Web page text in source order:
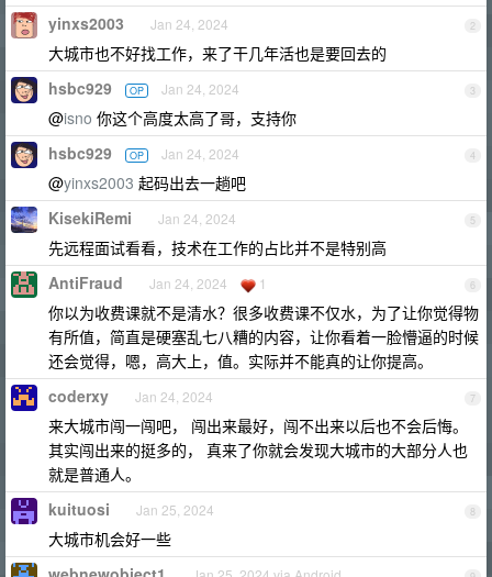
2
yinxs2003 Jan 24, 2024
大城市也不好找工作，来了干几年活也是要回去的
3
hsbc929 OP Jan 24, 2024
@isno 你这个高度太高了哥，支持你
4
hsbc929 OP Jan 24, 2024
@yinxs2003 起码出去一趟吧
5
KisekiRemi Jan 24, 2024
先远程面试看看，技术在工作的占比并不是特别高
6
AntiFraud Jan 24, 2024 1
你以为收费课就不是清水？很多收费课不仅水，为了让你觉得物
有所值，简直是硬塞乱七八糟的内容，让你看着一脸懵逼的时候
还会觉得，嗯，高大上，值。实际并不能真的让你提高。
7
coderxy Jan 24, 2024
来大城市闯一闯吧， 闯出来最好，闯不出来以后也不会后悔。
其实闯出来的挺多的， 真来了你就会发现大城市的大部分人也
就是普通人。
8
kuituosi Jan 25, 2024
大城市机会好一些